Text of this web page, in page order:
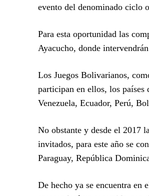
evento del denominado ciclo
Para esta oportunidad las
Ayacucho, donde
Los Juegos Bolivarianos,
participan en ellos, los países
Venezuela, Ecuador, Perú,
No obstante y desde el 2017
invitados, para este año se
Paraguay, República
De hecho ya se encuentra en